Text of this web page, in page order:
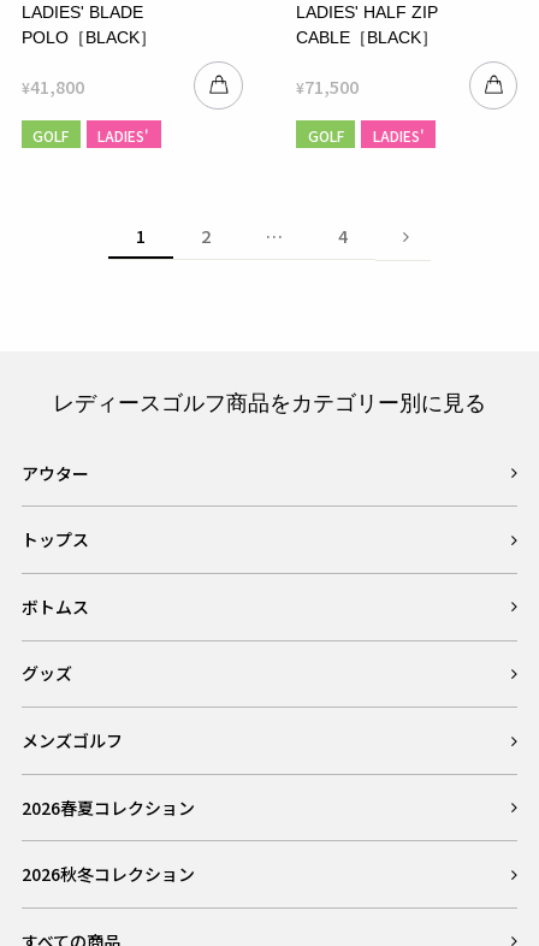
LADIES' BLADE
POLO［BLACK］
¥41,800
GOLF LADIES'
LADIES' HALF ZIP
CABLE［BLACK］
¥71,500
GOLF LADIES'
1 2 … 4
レディースゴルフ商品をカテゴリー別に見る
アウター
トップス
ボトムス
グッズ
メンズゴルフ
2026春夏コレクション
2026秋冬コレクション
すべての商品